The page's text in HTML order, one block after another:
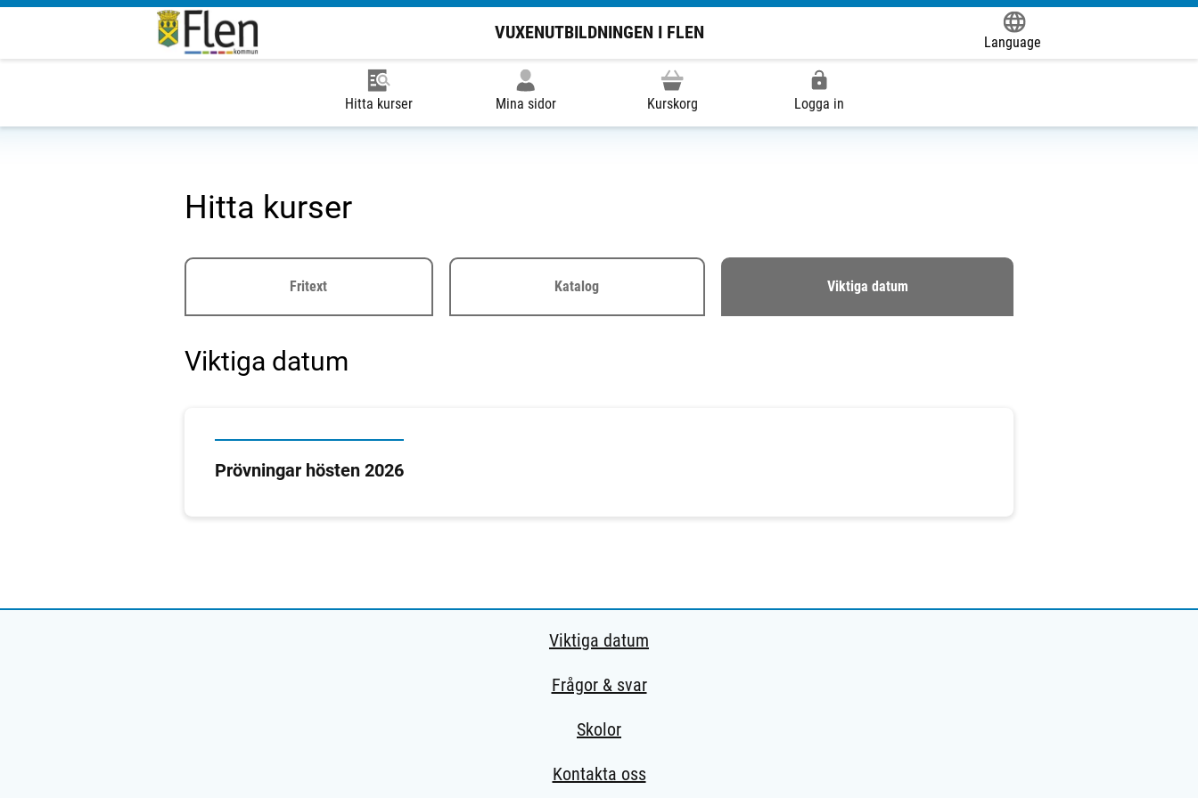
VUXENUTBILDNINGEN I FLEN
Language
Hitta kurser Mina sidor Kurskorg Logga in
Hitta kurser
Fritext Katalog Viktiga datum
Viktiga datum
Prövningar hösten 2026
Viktiga datum
Frågor & svar
Skolor
Kontakta oss